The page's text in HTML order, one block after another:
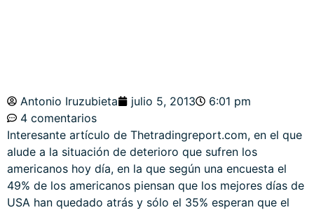
Antonio Iruzubieta julio 5, 2013
6:01 pm
4 comentarios
Interesante artículo de Thetradingreport.com, en el que
alude a la situación de deterioro que sufren los
americanos hoy día, en la que según una encuesta el
49% de los americanos piensan que los mejores días de
USA han quedado atrás y sólo el 35% esperan que el